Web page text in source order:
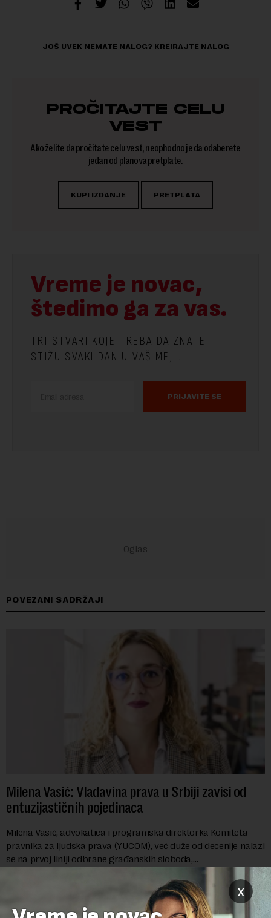
JOŠ UVEK NEMATE NALOG? KREIRAJTE NALOG
PROČITAJTE CELU
VEST
Ako želite da pročitate celu vest, neophodno je da odaberete
jedan od planova pretplate.
KUPI IZDANJE PRETPLATA
Vreme je novac,
štedimo ga za vas.
TRI STVARI KOJE TREBA DA ZNATE
STIŽU SVAKI DAN U VAŠ MEJL.
PRIJAVITE SE
POVEZANI SADRŽAJI
Milena Vasić: Vladavina prava u Srbiji zavisi od
entuzijastičnih pojedinaca
Milena Vasić, advokatica i programska direktorka Komiteta
pravnika za ljudska prava (YUCOM), već duže od decenije nalazi
se na prvoj liniji odbrane građanskih sloboda,
x